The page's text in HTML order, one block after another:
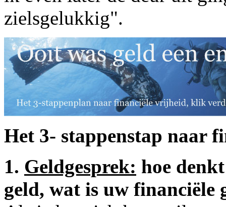
zielsgelukkig".
Het 3- stappenstap naar
1. Geldgesprek: hoe
geld, wat is uw financiële